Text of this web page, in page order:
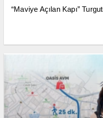
“Maviye Açılan Kapı”